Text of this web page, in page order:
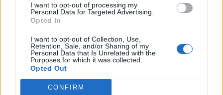
I want to opt-out of processing my
Personal Data for Targeted Advertising.
Opted In
I want to opt-out of Collection, Use,
Retention, Sale, and/or Sharing of my
Personal Data that Is Unrelated with the
Purposes for which it was collected.
Opted Out
CONFIRM
A Háromszék kultúrájáért díjat 2013-ban alapította
Kovászna Megye Tanácsa és a és Kovászna Megyei